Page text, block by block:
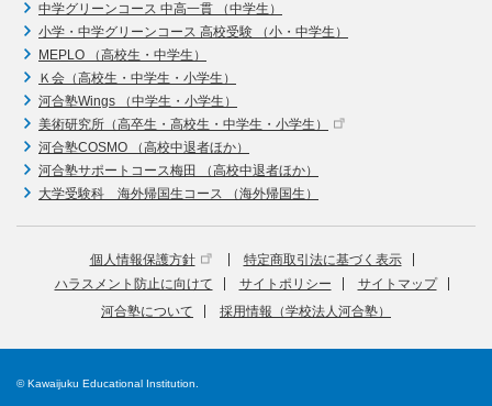
中学グリーンコース 中高一貫 （中学生）
小学・中学グリーンコース 高校受験 （小・中学生）
MEPLO （高校生・中学生）
Ｋ会（高校生・中学生・小学生）
河合塾Wings （中学生・小学生）
美術研究所（高卒生・高校生・中学生・小学生）
河合塾COSMO （高校中退者ほか）
河合塾サポートコース梅田 （高校中退者ほか）
大学受験科 海外帰国生コース （海外帰国生）
個人情報保護方針
特定商取引法に基づく表示
ハラスメント防止に向けて
サイトポリシー
サイトマップ
河合塾について
採用情報（学校法人河合塾）
© Kawaijuku Educational Institution.